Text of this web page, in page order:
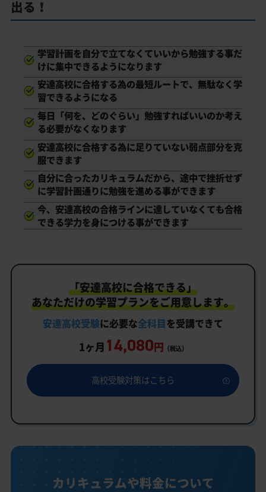
出る！
学習計画を自分で立てなくていいから勉強する事だ
けに集中できるようになります
安達高校に合格する為の最短ルートで、無駄なく学
習できるようになる
毎日「何を、どのぐらい」勉強すればいいのか考え
る必要がなくなります
安達高校に合格する為に足りていない弱点部分を克
服できます
自分に合ったカリキュラムだから、途中で挫折せず
に学習計画通りに勉強を進める事ができます
今、安達高校の合格ラインに達していなくても合格
できる学力を身につける事ができます
「安達高校に合格できる」
あなただけの学習プランをご用意します。
安達高校受験に必要な全科目を受講できて
1ヶ月 14,080円 （税込）
高校受験対策はこちら
カリキュラムや料金について